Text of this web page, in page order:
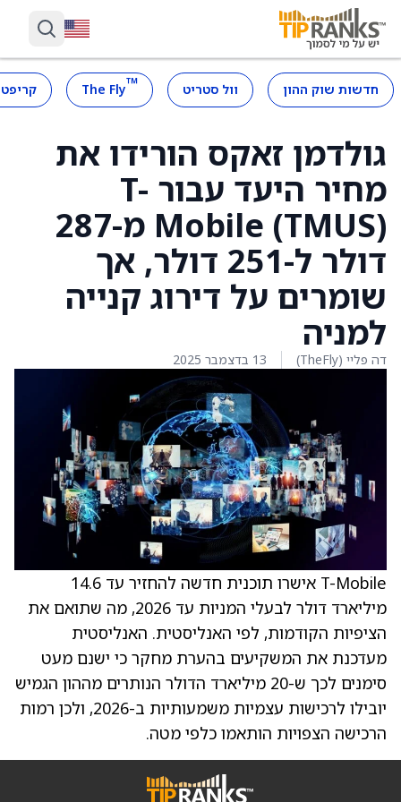
חדשות שוק ההון וול סטריט ™
The Fly
גולדמן זאקס הורידו את
מחיר היעד עבור T-
Mobile (TMUS) מ-287
דולר ל-251 דולר, אך
שומרים על דירוג קנייה
למניה
דה פליי (TheFly) 13 בדצמבר 2025
T-Mobile אישרו תוכנית חדשה להחזיר עד 14.6
מיליארד דולר לבעלי המניות עד 2026, מה שתואם את
הציפיות הקודמות, לפי האנליסטית. האנליסטית
מעדכנת את המשקיעים בהערת מחקר כי ישנם מעט
סימנים לכך ש-20 מיליארד הדולר הנותרים מההון הגמיש
יובילו לרכישות עצמיות משמעותיות ב-2026, ולכן רמות
הרכישה הצפויות הותאמו כלפי מטה.